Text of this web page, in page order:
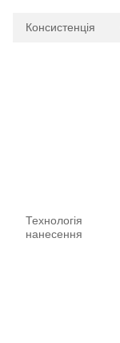
Консистенція
Технологія
нанесення